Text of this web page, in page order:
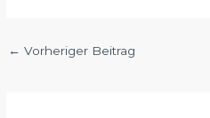
← Vorheriger Beitrag